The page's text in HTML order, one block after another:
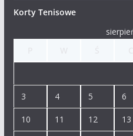
Korty Tenisowe
3 4 5 6
10 11 12 13